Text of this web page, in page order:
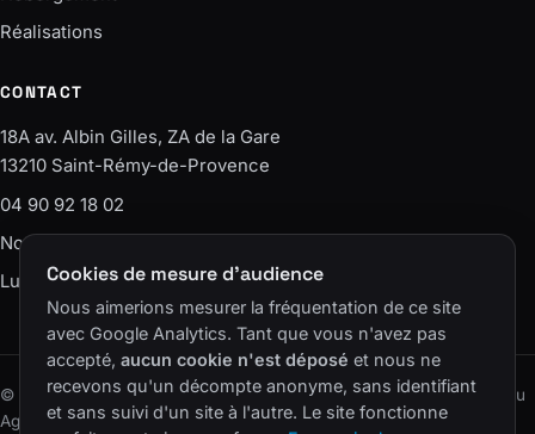
Réalisations
CONTACT
18A av. Albin Gilles, ZA de la Gare
13210 Saint-Rémy-de-Provence
04 90 92 18 02
Nous écrire
Lun–Ven · 9h-12h / 14h-18h
© 2006–2026 SAS Agence EASY – ELS CONSEIL · Un site du réseau
Agence Easy.
Cookies de mesure d'audience
Nous aimerions mesurer la fréquentation de ce site
avec Google Analytics. Tant que vous n'avez pas
accepté, aucun cookie n'est déposé et nous ne
recevons qu'un décompte anonyme, sans identifiant
et sans suivi d'un site à l'autre. Le site fonctionne